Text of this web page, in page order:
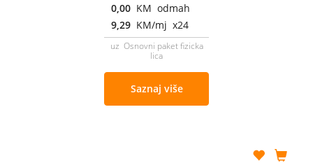
0,00 KM odmah
9,29 KM/mj x24
uz Osnovni paket fizicka
lica
Saznaj više